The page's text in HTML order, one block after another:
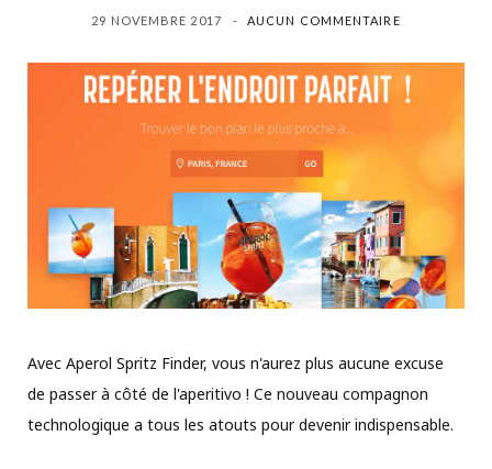
29 NOVEMBRE 2017 AUCUN COMMENTAIRE
Avec Aperol Spritz Finder, vous n'aurez plus aucune excuse
de passer à côté de l'aperitivo ! Ce nouveau compagnon
technologique a tous les atouts pour devenir indispensable.